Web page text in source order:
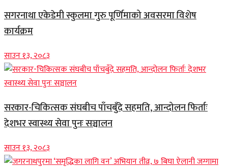
सगरनाथा एकेडेमी स्कुलमा गुरु पूर्णिमाको अवसरमा विशेष
कार्यक्रम
साउन १३, २०८३
सरकार-चिकित्सक संघबीच पाँचबुँदे सहमति, आन्दोलन फिर्ताः
देशभर स्वास्थ्य सेवा पुनः सञ्चालन
साउन १३, २०८३